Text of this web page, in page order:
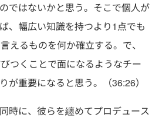
ではないかと思う。そこで個人が
、幅広い知識を持つより1点でも
えるものを何か確立する。で、
つくことで面になるようなチー
が重要になると思う。（36:26）
時に、彼らを纏めてプロデュース